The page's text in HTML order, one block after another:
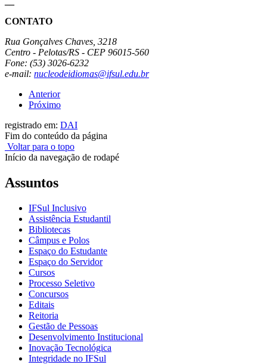
CONTATO
Rua Gonçalves Chaves, 3218
Centro - Pelotas/RS - CEP 96015-560
Fone: (53) 3026-6232
e-mail: nucleodeidiomas@ifsul.edu.br
Anterior
Próximo
registrado em: DAI
Fim do conteúdo da página
Voltar para o topo
Início da navegação de rodapé
Assuntos
IFSul Inclusivo
Assistência Estudantil
Bibliotecas
Câmpus e Polos
Espaço do Estudante
Espaço do Servidor
Cursos
Processo Seletivo
Concursos
Editais
Reitoria
Gestão de Pessoas
Desenvolvimento Institucional
Inovação Tecnológica
Integridade no IFSul